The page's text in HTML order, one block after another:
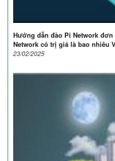
Hướng dẫn đào Pi Network
Network có trị giá là bao nhiêu
23/02/2025